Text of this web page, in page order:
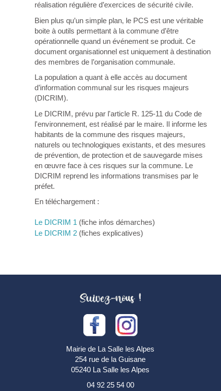
réalisation régulière d’exercices de sécurité civile.
Bien plus qu’un simple plan, le PCS est une véritable
boite à outils permettant à la commune d’être
opérationnelle quand un événement se produit. Ce
document organisationnel est uniquement à destination
des membres de l’organisation communale.
La population a quant à elle accès au document
d’information communal sur les risques majeurs
(DICRIM).
Le DICRIM, prévu par l'article R. 125-11 du Code de
l'environnement, est réalisé par le maire. Il informe les
habitants de la commune des risques majeurs,
naturels ou technologiques existants, et des mesures
de prévention, de protection et de sauvegarde mises
en œuvre face à ces risques sur la commune. Le
DICRIM reprend les informations transmises par le
préfet.
En téléchargement :
Le DICRIM 1 (fiche infos démarches)
Le DICRIM 2(fiches explicatives)
Mairie de La Salle les Alpes
254 rue de la Guisane
05240 La Salle les Alpes
04 92 25 54 00